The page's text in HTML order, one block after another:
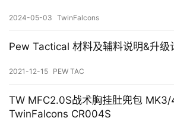
术
T
淘
宝
2024-05-03 TwinFalcons
Pew Tactical 材料及辅料说明&升级
2021-12-15 PEW TAC
TW MFC2.0S战术胸挂肚兜包
TwinFalcons CR004S